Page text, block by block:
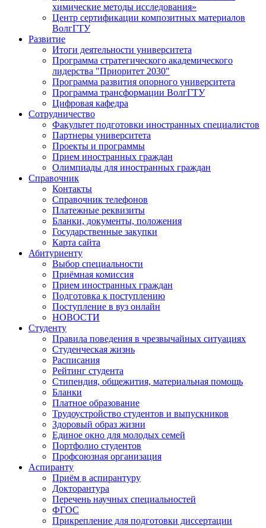
химические методы исследования»
Центр сертификации композитных материалов
ВолгГТУ
Развитие
Итоги деятельности университета
Программа стратегического академического
лидерства "Приоритет 2030"
Программа развития опорного университета
Программа трансформации ВолгГТУ
Цифровая кафедра
Сотрудничество
Факультет подготовки иностранных специалистов
Партнеры университета
Проекты и программы
Прием иностранных граждан
Олимпиады для иностранных граждан
Справочник
Контакты
Справочник телефонов
Платежные реквизиты
Бланки, документы, положения
Государственные закупки
Карта сайта
Абитуриенту
Выбор специальности
Приёмная комиссия
Прием иностранных граждан
Подготовка к поступлению
Поступление в вуз онлайн
НОВОСТИ
Студенту
Правила поведения в чрезвычайных ситуациях
Студенческая жизнь
Расписания
Рейтинг студента
Стипендия, общежития, материальная помощь
Бланки
Платное образование
Трудоустройство студентов и выпускников
Здоровый образ жизни
Единое окно для молодых семей
Портфолио студентов
Профсоюзная организация
Аспиранту
Приём в аспирантуру
Докторантура
Перечень научных специальностей
ФГОС
Прикрепление для подготовки диссертации